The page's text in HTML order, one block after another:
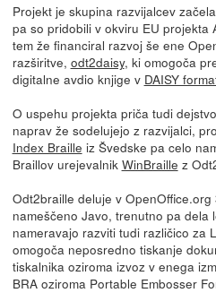
Projekt je skupina razvijalcev
pa so pridobili v okviru EU projekta
tem že financiral razvoj še ene
razširitve, odt2daisy, ki omogoča
digitalne avdio knjige v DAISY
O uspehu projekta priča tudi
naprav že sodelujejo z razvijalci,
Index Braille iz Švedske pa celo
Braillov urejevalnik WinBraille z
Odt2braille deluje v
nameščeno Javo, trenutno pa dela
nameravajo razviti tudi različico za
omogoča neposredno tiskanje
tiskalnika oziroma izvoz v enega
BRA oziroma Portable Embosser